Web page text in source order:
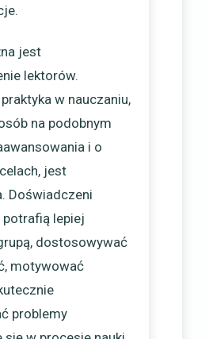
jest
lektorów.
w nauczaniu,
na podobnym
i o
jest
Doświadczeni
potrafią lepiej
dostosowywać
motywować
problemy